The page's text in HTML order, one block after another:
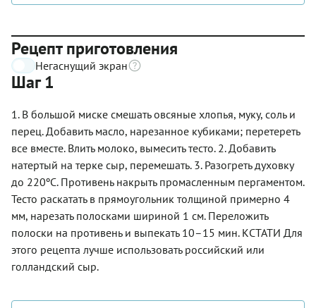
Рецепт приготовления
Негаснущий экран
Шаг 1
1. В большой миске смешать овсяные хлопья, муку, соль и
перец. Добавить масло, нарезанное кубиками; перетереть
все вместе. Влить молоко, вымесить тесто. 2. Добавить
натертый на терке сыр, перемешать. 3. Разогреть духовку
до 220ºС. Противень накрыть промасленным пергаментом.
Тесто раскатать в прямоугольник толщиной примерно 4
мм, нарезать полосками шириной 1 см. Переложить
полоски на противень и выпекать 10–15 мин. КСТАТИ Для
этого рецепта лучше использовать российский или
голландский сыр.